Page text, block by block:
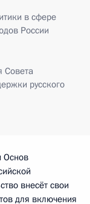
в сфере
России
Совета
русского
Основ
внесёт свои
для включения